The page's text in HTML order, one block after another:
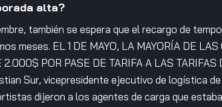
alta?
también se espera que el recargo de
meses. EL 1 DE MAYO, LA MAYORÍA DE
POR PASE DE TARIFA A LAS TARIFAS
Sur, vicepresidente ejecutivo de logística
dijeron a los agentes de carga que